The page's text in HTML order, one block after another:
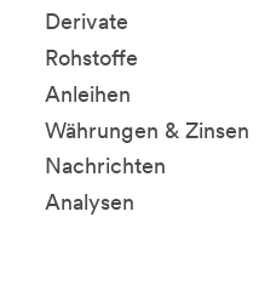
Derivate
Rohstoffe
Anleihen
Währungen & Zinsen
Nachrichten
Analysen